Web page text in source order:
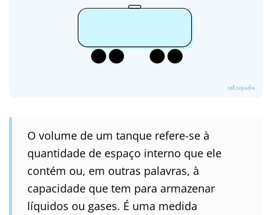
O volume de um tanque refere-se à
quantidade de espaço interno que ele
contém ou, em outras palavras, à
capacidade que tem para armazenar
líquidos ou gases. É uma medida